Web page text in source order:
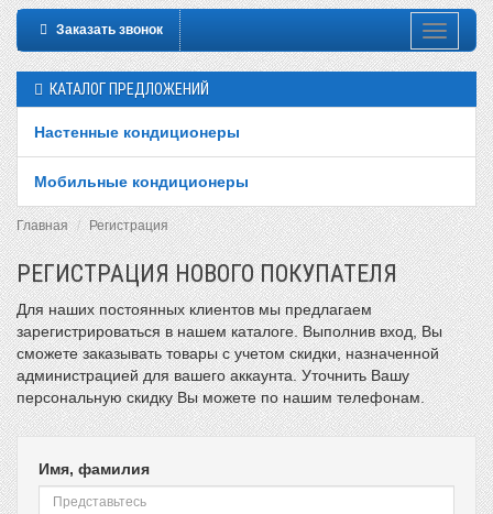
Заказать звонок
КАТАЛОГ ПРЕДЛОЖЕНИЙ
Настенные кондиционеры
Мобильные кондиционеры
Главная Регистрация
РЕГИСТРАЦИЯ НОВОГО ПОКУПАТЕЛЯ
Для наших постоянных клиентов мы предлагаем
зарегистрироваться в нашем каталоге. Выполнив вход, Вы
сможете заказывать товары с учетом скидки, назначенной
администрацией для вашего аккаунта. Уточнить Вашу
персональную скидку Вы можете по нашим телефонам.
Имя, фамилия